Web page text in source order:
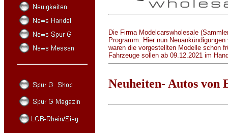
Die Firma Modelcarswholesale
Programm. Hier nun
waren die vorgestellten Modelle schon
Fahrzeuge sollen ab 09.12.2021 im
Neuheiten- Autos von